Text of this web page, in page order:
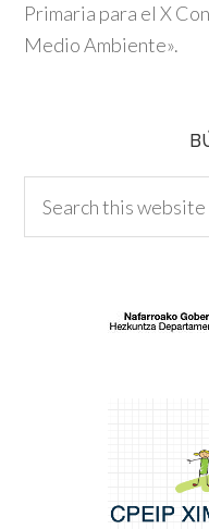
Primaria para el X
Medio Ambiente».